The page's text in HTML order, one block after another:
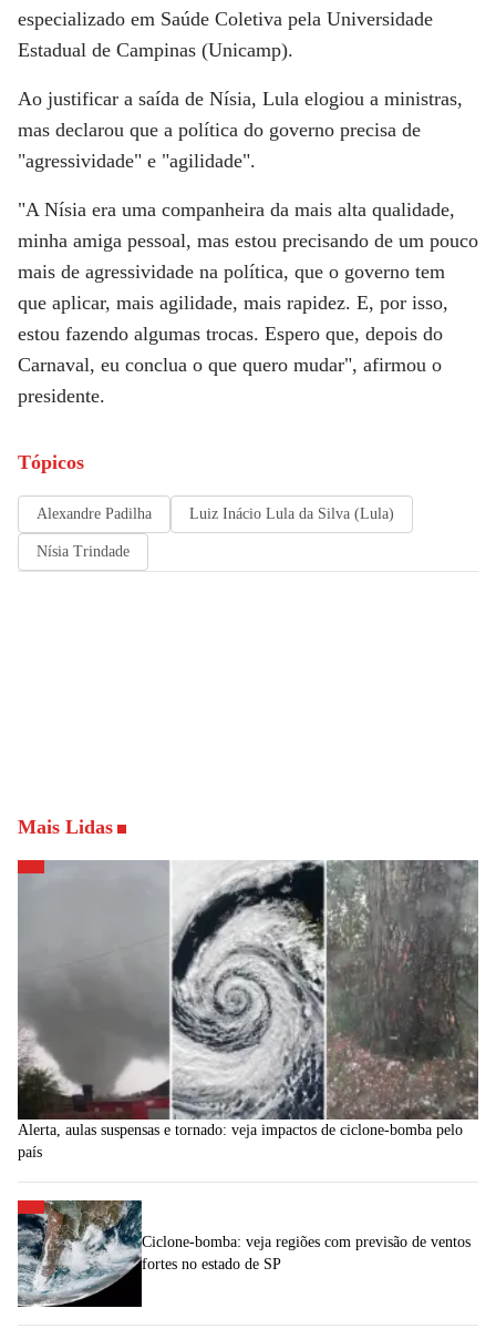
especializado em Saúde Coletiva pela Universidade
Estadual de Campinas (Unicamp).
Ao justificar a saída de Nísia, Lula elogiou a ministras,
mas declarou que a política do governo precisa de
"agressividade" e "agilidade".
"A Nísia era uma companheira da mais alta qualidade,
minha amiga pessoal, mas estou precisando de um pouco
mais de agressividade na política, que o governo tem
que aplicar, mais agilidade, mais rapidez. E, por isso,
estou fazendo algumas trocas. Espero que, depois do
Carnaval, eu conclua o que quero mudar", afirmou o
presidente.
Tópicos
Alexandre Padilha Luiz Inácio Lula da Silva (Lula)
Nísia Trindade
Mais Lidas
Alerta, aulas suspensas e tornado: veja impactos de ciclone-bomba pelo
país
Ciclone-bomba: veja regiões com previsão de ventos
fortes no estado de SP